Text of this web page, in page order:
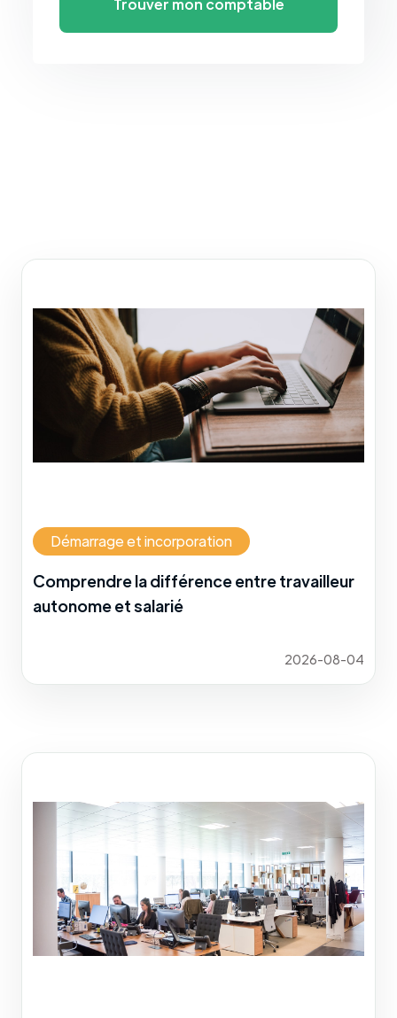
Démarrage et incorporation
Comprendre la différence entre travailleur
autonome et salarié
2026-08-04